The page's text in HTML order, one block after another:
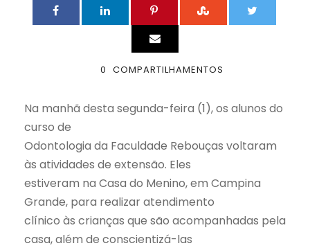
0 COMPARTILHAMENTOS
Na manhã desta segunda-feira (1), os alunos do
curso de
Odontologia da Faculdade Rebouças voltaram
às atividades de extensão. Eles
estiveram na Casa do Menino, em Campina
Grande, para realizar atendimento
clínico às crianças que são acompanhadas pela
casa, além de conscientizá-las